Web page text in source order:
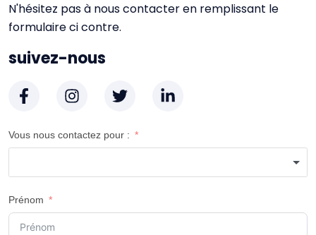
N'hésitez pas à nous contacter en remplissant le
formulaire ci contre.
suivez-nous
Vous nous contactez pour :
Prénom